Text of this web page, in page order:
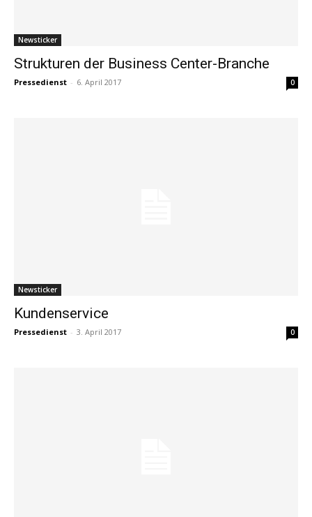
Newsticker
Strukturen der Business Center-Branche
Pressedienst - 6. April 2017 0
Newsticker
Kundenservice
Pressedienst - 3. April 2017 0